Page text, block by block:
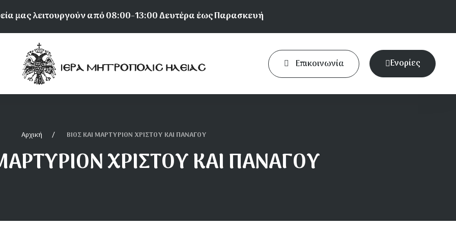
μας λειτουργούν από 08:00-13:00 Δευτέρα έως Παρασκευή
Επικοινωνία Ενορίες
Αρχική ΒΙΟΣ ΚΑΙ ΜΑΡΤΥΡΙΟΝ ΧΡΙΣΤΟΥ ΚΑΙ ΠΑΝΑΓΟΥ
ΧΡΙΣΤΟΥ ΚΑΙ ΠΑΝΑΓΟΥ